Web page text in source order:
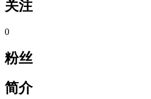
关注
0
粉丝
简介